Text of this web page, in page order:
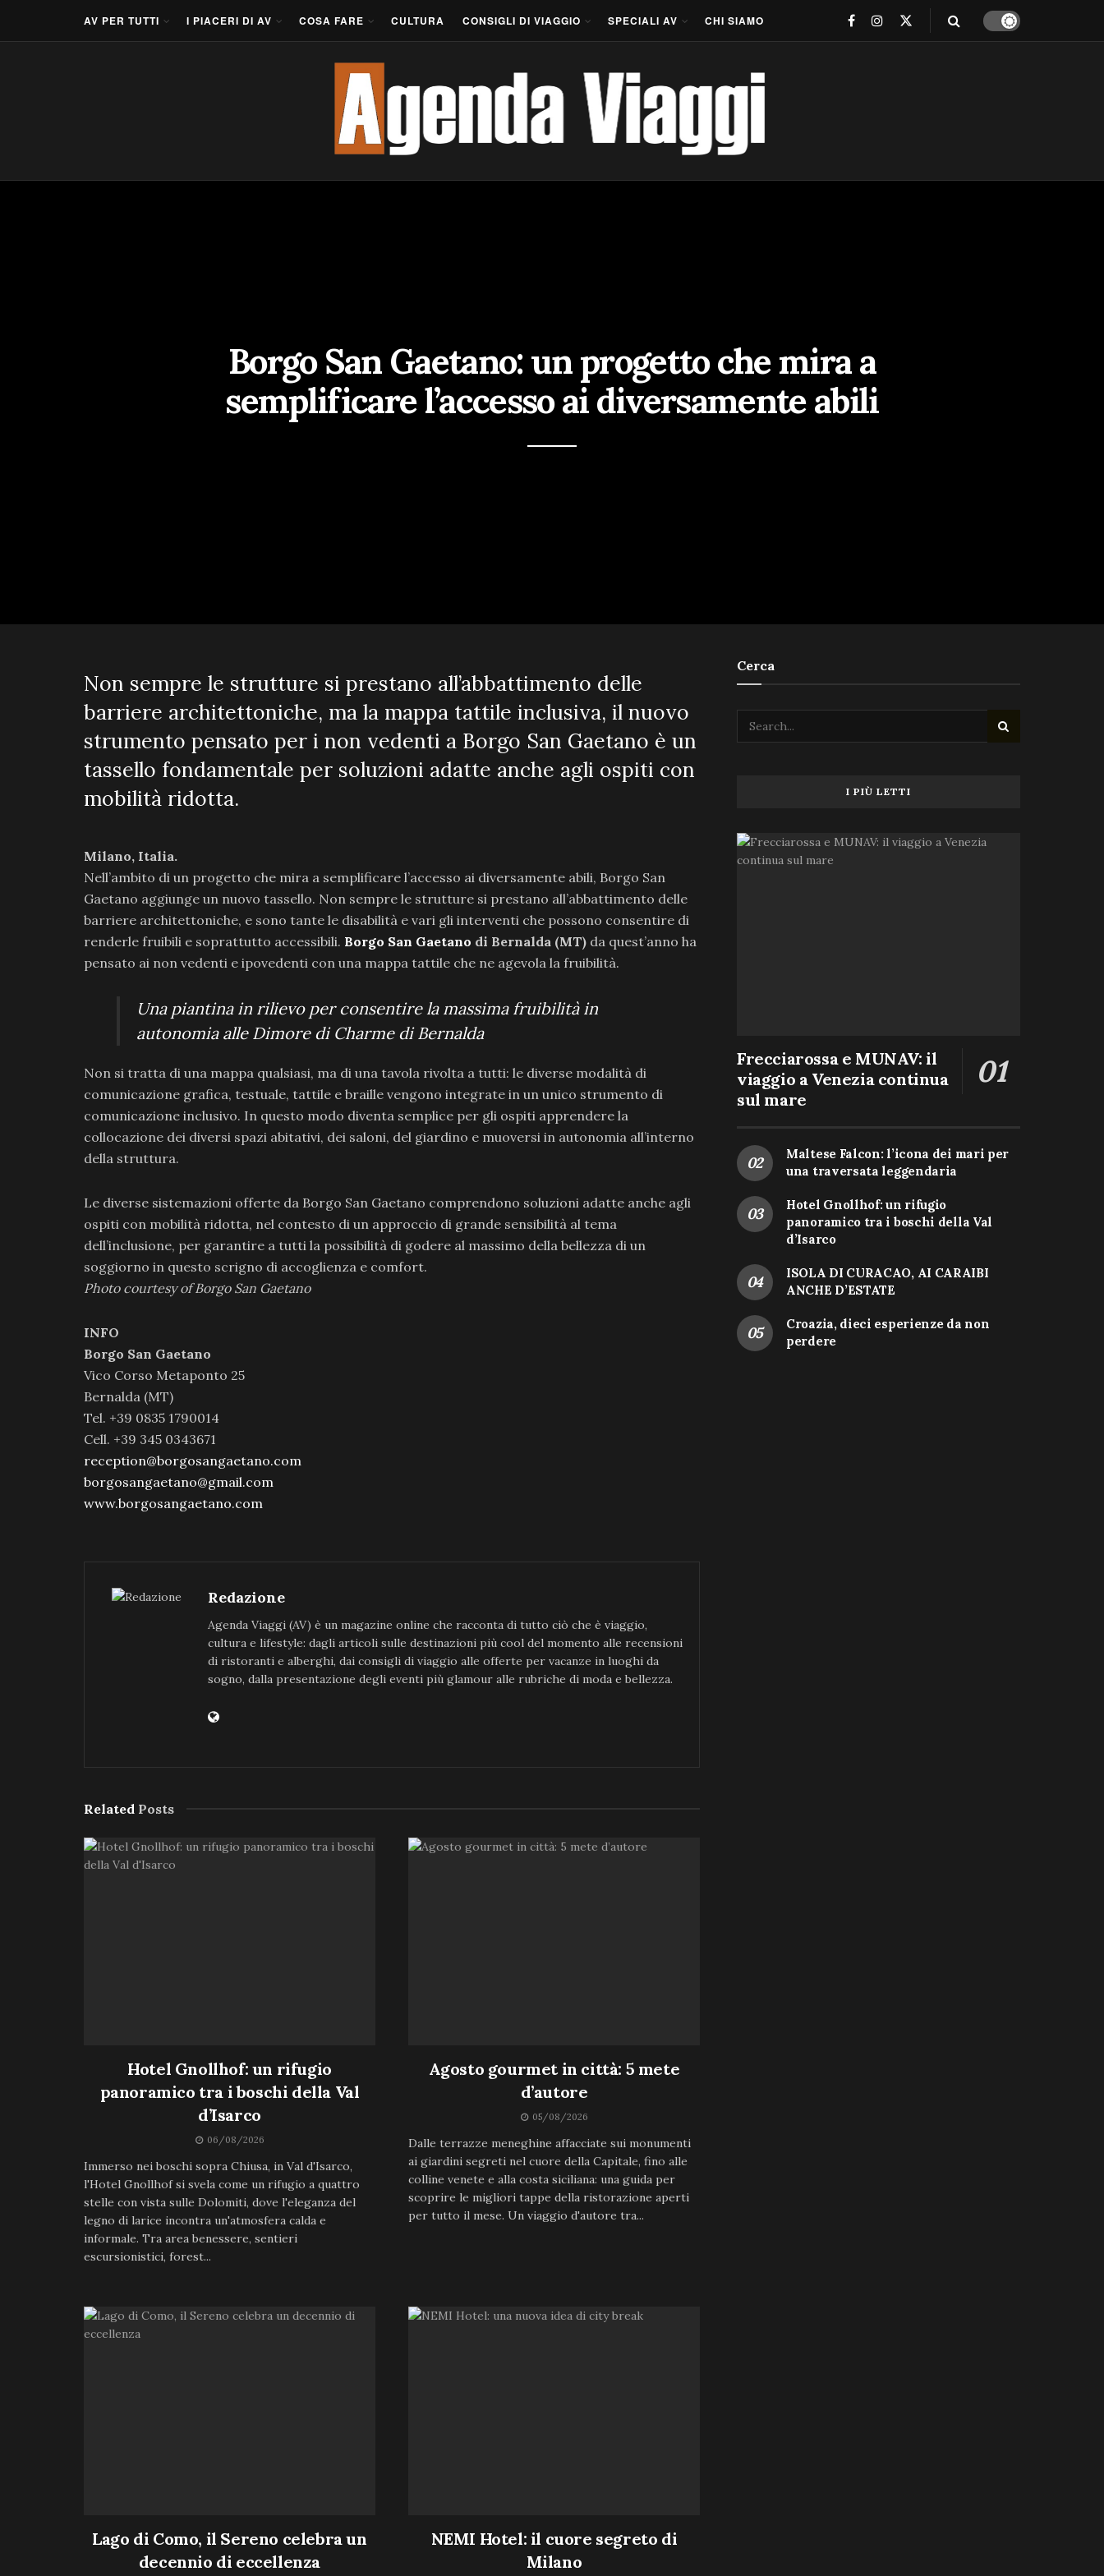
AV PER TUTTI I PIACERI DI AV COSA FARE CULTURA CONSIGLI DI VIAGGIO SPECIALI AV CHI SIAMO
Borgo San Gaetano: un progetto che mira a
semplificare l’accesso ai diversamente abili
Non sempre le strutture si prestano all’abbattimento delle
barriere architettoniche, ma la mappa tattile inclusiva, il nuovo
strumento pensato per i non vedenti a Borgo San Gaetano è un
tassello fondamentale per soluzioni adatte anche agli ospiti con
mobilità ridotta.
Milano, Italia.
Nell’ambito di un progetto che mira a semplificare l’accesso ai diversamente abili, Borgo San
Gaetano aggiunge un nuovo tassello. Non sempre le strutture si prestano all’abbattimento delle
barriere architettoniche, e sono tante le disabilità e vari gli interventi che possono consentire di
renderle fruibili e soprattutto accessibili. Borgo San Gaetano di Bernalda (MT) da quest’anno ha
pensato ai non vedenti e ipovedenti con una mappa tattile che ne agevola la fruibilità.
Una piantina in rilievo per consentire la massima fruibilità in
autonomia alle Dimore di Charme di Bernalda
Non si tratta di una mappa qualsiasi, ma di una tavola rivolta a tutti: le diverse modalità di
comunicazione grafica, testuale, tattile e braille vengono integrate in un unico strumento di
comunicazione inclusivo. In questo modo diventa semplice per gli ospiti apprendere la
collocazione dei diversi spazi abitativi, dei saloni, del giardino e muoversi in autonomia all’interno
della struttura.
Le diverse sistemazioni offerte da Borgo San Gaetano comprendono soluzioni adatte anche agli
ospiti con mobilità ridotta, nel contesto di un approccio di grande sensibilità al tema
dell’inclusione, per garantire a tutti la possibilità di godere al massimo della bellezza di un
soggiorno in questo scrigno di accoglienza e comfort.
Photo courtesy of Borgo San Gaetano
INFO
Borgo San Gaetano
Vico Corso Metaponto 25
Bernalda (MT)
Tel. +39 0835 1790014
Cell. +39 345 0343671
reception@borgosangaetano.com
borgosangaetano@gmail.com
www.borgosangaetano.com
Redazione
Agenda Viaggi (AV) è un magazine online che racconta di tutto ciò che è viaggio,
cultura e lifestyle: dagli articoli sulle destinazioni più cool del momento alle recensioni
di ristoranti e alberghi, dai consigli di viaggio alle offerte per vacanze in luoghi da
sogno, dalla presentazione degli eventi più glamour alle rubriche di moda e bellezza.
Related Posts
Hotel Gnollhof: un rifugio
panoramico tra i boschi della Val
d’Isarco
06/08/2026
Immerso nei boschi sopra Chiusa, in Val d'Isarco,
l'Hotel Gnollhof si svela come un rifugio a quattro
stelle con vista sulle Dolomiti, dove l'eleganza del
legno di larice incontra un'atmosfera calda e
informale. Tra area benessere, sentieri
escursionistici, forest...
Agosto gourmet in città: 5 mete
d’autore
05/08/2026
Dalle terrazze meneghine affacciate sui monumenti
ai giardini segreti nel cuore della Capitale, fino alle
colline venete e alla costa siciliana: una guida per
scoprire le migliori tappe della ristorazione aperti
per tutto il mese. Un viaggio d'autore tra...
Lago di Como, il Sereno celebra un
decennio di eccellenza
NEMI Hotel: il cuore segreto di
Milano
Cerca
I PIÙ LETTI
Frecciarossa e MUNAV: il
viaggio a Venezia continua
sul mare
Maltese Falcon: l’icona dei mari per
una traversata leggendaria
Hotel Gnollhof: un rifugio
panoramico tra i boschi della Val
d’Isarco
ISOLA DI CURACAO, AI CARAIBI
ANCHE D’ESTATE
Croazia, dieci esperienze da non
perdere